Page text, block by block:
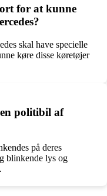
for at kunne
skal have specielle
køre disse køretøjer
politibil af
på deres
blinkende lys og